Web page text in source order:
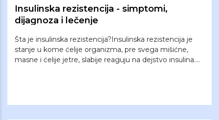
Insulinska rezistencija - simptomi,
dijagnoza i lečenje
Šta je insulinska rezistencija?Insulinska rezistencija je
stanje u kome ćelije organizma, pre svega mišićne,
masne i ćelije jetre, slabije reaguju na dejstvo insulina....